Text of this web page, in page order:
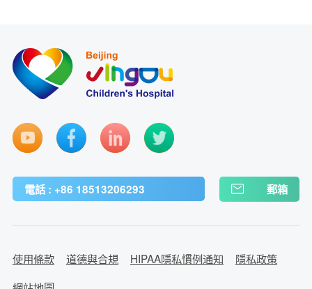
電話 : +86 18513206293 郵箱
使用條款 道德與合規 HIPAA隱私慣例通知
隱私政策